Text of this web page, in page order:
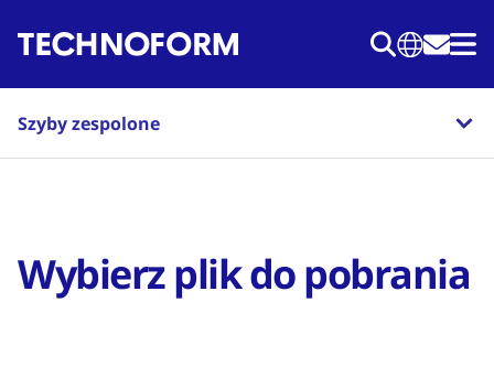
do
Szyby zespolone
Wybierz plik do pobrania